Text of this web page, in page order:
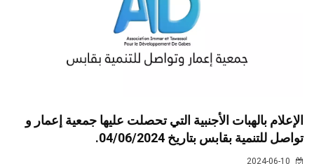
الإعلام بالهبات الأجنبية التي تحصلت عليها جمعية إعمار و
تواصل للتنمية بقابس بتاريخ 04/06/2024.